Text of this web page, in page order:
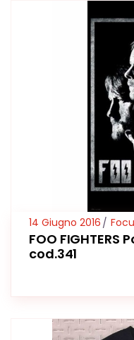
14 Giugno 2016
FOO FIGHTERS
cod.341